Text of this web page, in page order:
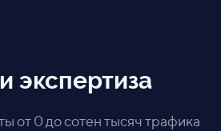
экспертиза
от 0 до сотен тысяч трафика